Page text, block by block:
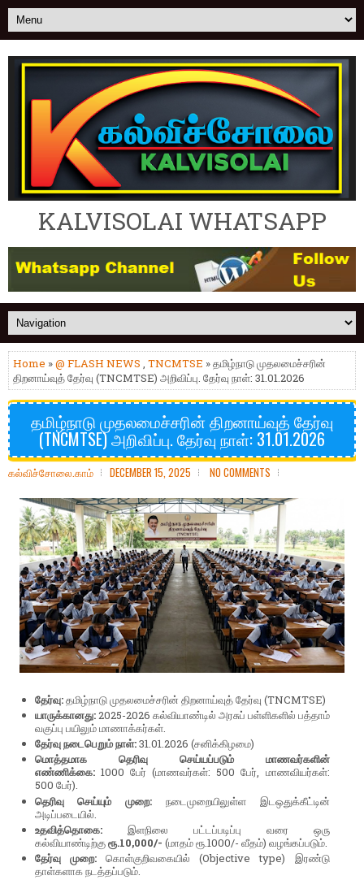
KALVISOLAI WHATSAPP
Home »@ FLASH NEWS , TNCMTSE » தமிழ்நாடு முதலமைச்சரின்
திறனாய்வுத் தேர்வு (TNCMTSE) அறிவிப்பு. தேர்வு நாள்: 31.01.2026
தமிழ்நாடு முதலமைச்சரின் திறனாய்வுத் தேர்வு
(TNCMTSE) அறிவிப்பு. தேர்வு நாள்: 31.01.2026
கல்விச்சோலை.காம் DECEMBER 15, 2025 NO COMMENTS
தேர்வு:தமிழ்நாடு முதலமைச்சரின் திறனாய்வுத் தேர்வு (TNCMTSE)
யாருக்கானது:2025-2026 கல்வியாண்டில் அரசுப் பள்ளிகளில் பத்தாம்
வகுப்பு பயிலும் மாணாக்கர்கள்.
தேர்வு நடைபெறும் நாள்:31.01.2026 (சனிக்கிழமை)
மொத்தமாக தெரிவு செய்யப்படும் மாணவர்களின்
எண்ணிக்கை:1000 பேர் (மாணவர்கள்: 500 பேர், மாணவியர்கள்:
500 பேர்).
தெரிவு செய்யும் முறை: நடைமுறையிலுள்ள இடஒதுக்கீட்டின்
அடிப்படையில்.
உதவித்தொகை:இளநிலை பட்டப்படிப்பு வரை ஒரு
கல்வியாண்டிற்குரூ.10,000/- (மாதம் ரூ.1000/- வீதம்) வழங்கப்படும்.
தேர்வு முறை:கொள்குறிவகையில் (Objective type) இரண்டு
தாள்களாக நடத்தப்படும்.